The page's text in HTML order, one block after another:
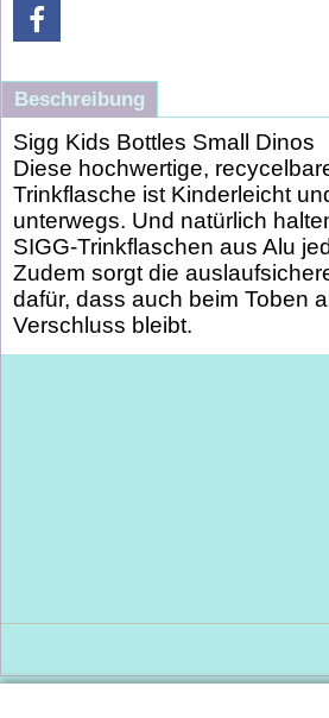
Beschreibung
Sigg Kids Bottles Small Dinos
Diese hochwertige,
Trinkflasche ist Kinderleicht
unterwegs. Und natürlich
SIGG-Trinkflaschen aus Alu
Zudem sorgt die
dafür, dass auch beim Toben
Verschluss bleibt.